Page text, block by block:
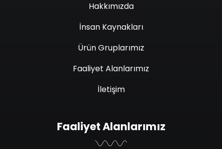
Hakkımızda
İnsan Kaynakları
Ürün Gruplarımız
Faaliyet Alanlarımız
İletişim
Faaliyet Alanlarımız